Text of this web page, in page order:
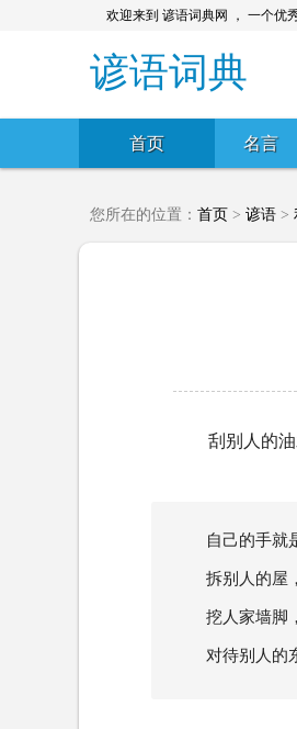
欢迎来到 谚语词典网 ， 一个优
谚语词典
首页 名言
您所在的位置： 首页 > 谚语 >
刮别人的油
自己的手就
拆别人的屋
挖人家墙脚
对待别人的